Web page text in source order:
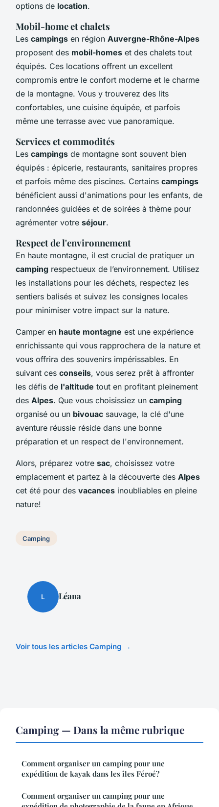
options de location.
Mobil-home et chalets
Les campings en région Auvergne-Rhône-Alpes
proposent des mobil-homes et des chalets tout
équipés. Ces locations offrent un excellent
compromis entre le confort moderne et le charme
de la montagne. Vous y trouverez des lits
confortables, une cuisine équipée, et parfois
même une terrasse avec vue panoramique.
Services et commodités
Les campings de montagne sont souvent bien
équipés : épicerie, restaurants, sanitaires propres
et parfois même des piscines. Certains campings
bénéficient aussi d'animations pour les enfants, de
randonnées guidées et de soirées à thème pour
agrémenter votre séjour.
Respect de l'environnement
En haute montagne, il est crucial de pratiquer un
camping respectueux de l’environnement. Utilisez
les installations pour les déchets, respectez les
sentiers balisés et suivez les consignes locales
pour minimiser votre impact sur la nature.
Camper en haute montagne est une expérience
enrichissante qui vous rapprochera de la nature et
vous offrira des souvenirs impérissables. En
suivant ces conseils, vous serez prêt à affronter
les défis de l'altitude tout en profitant pleinement
des Alpes. Que vous choisissiez un camping
organisé ou un bivouac sauvage, la clé d'une
aventure réussie réside dans une bonne
préparation et un respect de l'environnement.
Alors, préparez votre sac, choisissez votre
emplacement et partez à la découverte des Alpes
cet été pour des vacances inoubliables en pleine
nature!
Camping
L Léana
Voir tous les articles Camping →
Camping — Dans la même rubrique
Comment organiser un camping pour une
expédition de kayak dans les îles Féroé?
Comment organiser un camping pour une